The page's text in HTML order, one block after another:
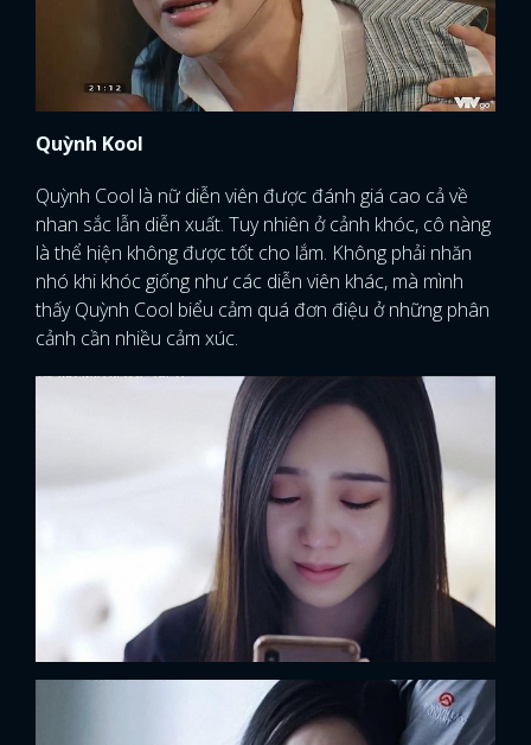
x
ĐĂNG NHẬP
Quỳnh Kool
Quỳnh Cool là nữ diễn viên được đánh giá cao cả về
nhan sắc lẫn diễn xuất. Tuy nhiên ở cảnh khóc, cô nàng
là thể hiện không được tốt cho lắm. Không phải nhăn
nhó khi khóc giống như các diễn viên khác, mà mình
thấy Quỳnh Cool biểu cảm quá đơn điệu ở những phân
cảnh cần nhiều cảm xúc.